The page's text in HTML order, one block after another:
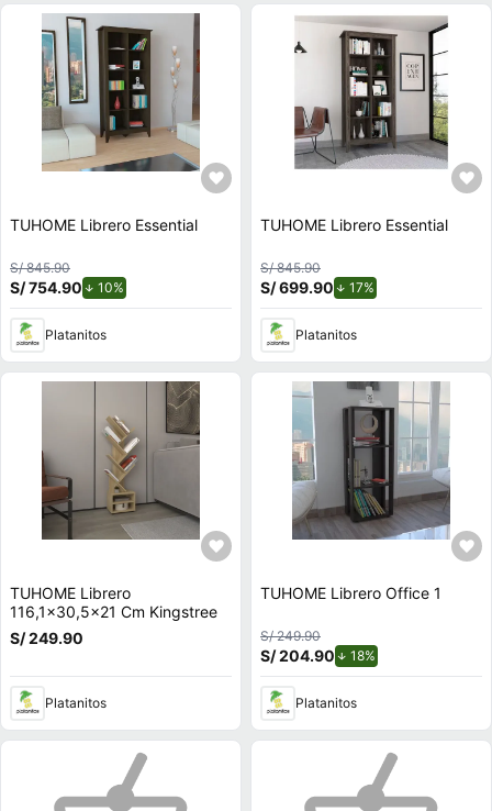
TUHOME Librero Essential
S/ 845.90
S/ 754.90 10%
Platanitos
TUHOME Librero Essential
S/ 845.90
S/ 699.90 17%
Platanitos
TUHOME Librero
116,1x30,5x21 Cm Kingstree
S/ 249.90
Platanitos
TUHOME Librero Office 1
S/ 249.90
S/ 204.90 18%
Platanitos